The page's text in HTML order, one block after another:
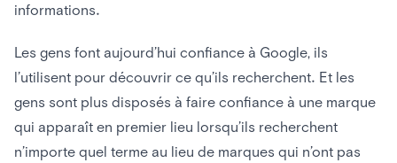
informations.
Les gens font aujourd’hui confiance à Google, ils
l’utilisent pour découvrir ce qu’ils recherchent. Et les
gens sont plus disposés à faire confiance à une marque
qui apparaît en premier lieu lorsqu’ils recherchent
n’importe quel terme au lieu de marques qui n’ont pas